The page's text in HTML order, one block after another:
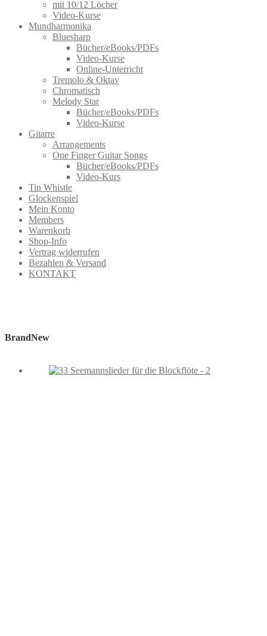
mit 10/12 Löcher
Video-Kurse
Mundharmonika
Bluesharp
Bücher/eBooks/PDFs
Video-Kurse
Online-Unterricht
Tremolo & Oktav
Chromatisch
Melody Star
Bücher/eBooks/PDFs
Video-Kurse
Gitarre
Arrangements
One Finger Guitar Songs
Bücher/eBooks/PDFs
Video-Kurs
Tin Whistle
Glockenspiel
Mein Konto
Members
Warenkorb
Shop-Info
Vertrag widerrufen
Bezahlen & Versand
KONTAKT
BrandNew